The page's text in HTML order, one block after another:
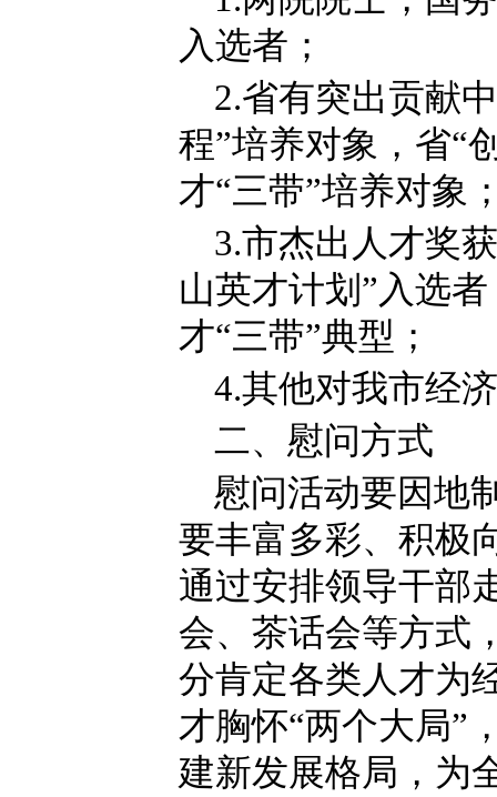
入选者；
2.省有突出贡献
程”培养对象，省“
才“三带”培养对象
3.市杰出人才奖
山英才计划”入选
才“三带”典型；
4.其他对我市经
二、慰问方式
慰问活动要因地
要丰富多彩、积极
通过安排领导干部
会、茶话会等方式
分肯定各类人才为
才胸怀“两个大局”
建新发展格局，为